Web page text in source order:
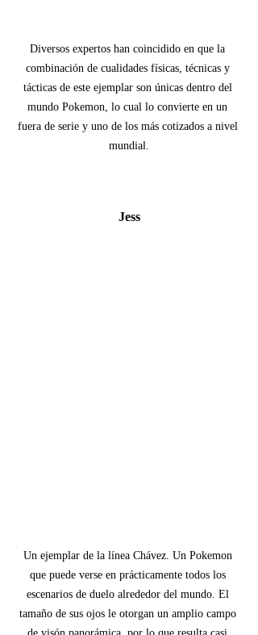
Diversos expertos han coincidido en que la
combinación de cualidades físicas, técnicas y
tácticas de este ejemplar son únicas dentro del
mundo Pokemon, lo cual lo convierte en un
fuera de serie y uno de los más cotizados a nivel
mundial.
Jess
Un ejemplar de la línea Chávez. Un Pokemon
que puede verse en prácticamente todos los
escenarios de duelo alrededor del mundo. El
tamaño de sus ojos le otorgan un amplio campo